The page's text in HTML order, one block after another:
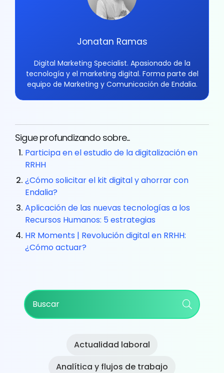
Jonatan Ramas
Digital Marketing Specialist. Apasionado de la
tecnología y el marketing digital. Forma parte del
equipo de Marketing y Comunicación de Endalia.
Sigue profundizando sobre...
Participa en el estudio de la digitalización en
RRHH
¿Cómo solicitar el kit digital y ahorrar con
Endalia?
Aplicación de las nuevas tecnologías a los
Recursos Humanos: 5 estrategias
HR Moments | Revolución digital en RRHH:
¿Cómo actuar?
Primary
Sidebar
Actualidad laboral
Analítica y flujos de trabajo